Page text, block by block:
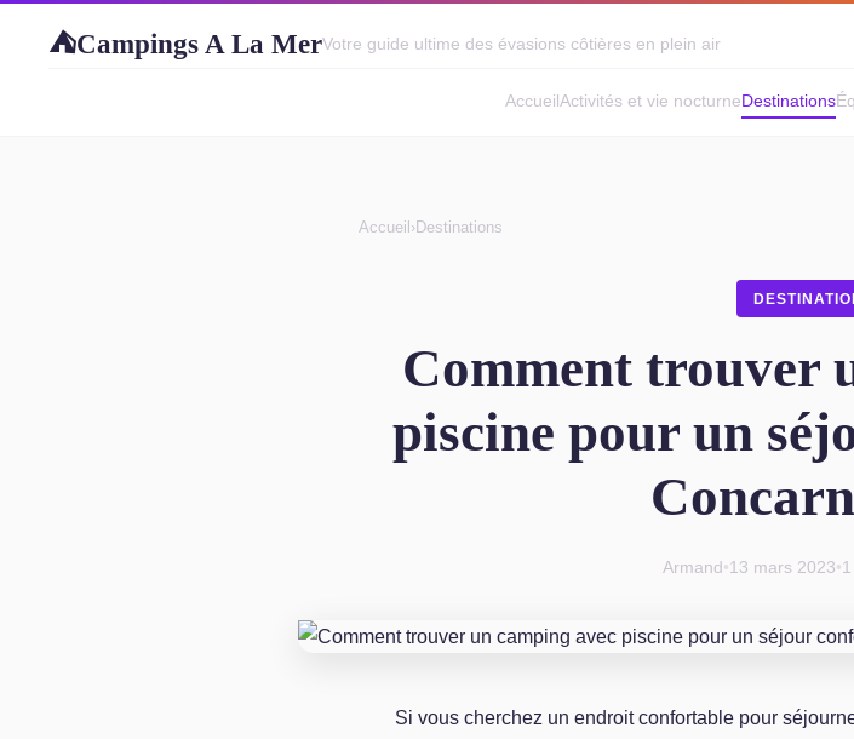
⛺Campings A La MerVotre guide ultime des évasions côtières en plein air
AccueilActivités et vie nocturneDestinations
Accueil ›Destinations
Comment trouver
piscine pour un
Armand•13 mars 2023•
Si vous cherchez un endroit confortable pour